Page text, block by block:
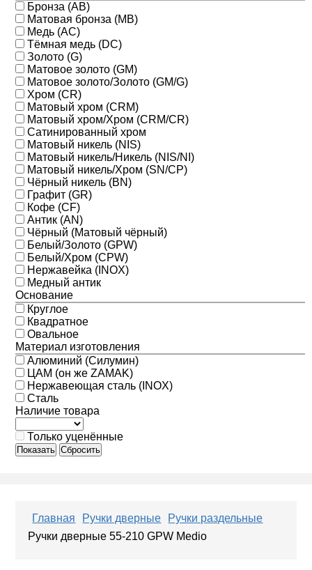
Бронза (AB)
Матовая бронза (MB)
Медь (AC)
Тёмная медь (DC)
Золото (G)
Матовое золото (GM)
Матовое золото/Золото (GM/G)
Хром (CR)
Матовый хром (CRM)
Матовый хром/Хром (CRM/CR)
Сатинированный хром
Матовый никель (NIS)
Матовый никель/Никель (NIS/NI)
Матовый никель/Хром (SN/CP)
Чёрный никель (BN)
Графит (GR)
Кофе (CF)
Антик (AN)
Чёрный (Матовый чёрный)
Белый/Золото (GPW)
Белый/Хром (CPW)
Нержавейка (INOX)
Медный антик
Основание
Круглое
Квадратное
Овальное
Материал изготовления
Алюминий (Силумин)
ЦАМ (он же ZAMAK)
Нержавеющая сталь (INOX)
Сталь
Наличие товара
Только уценённые
Показать Сбросить
Главная Ручки дверные
Ручки раздельные
Ручки дверные 55-210 GPW Medio